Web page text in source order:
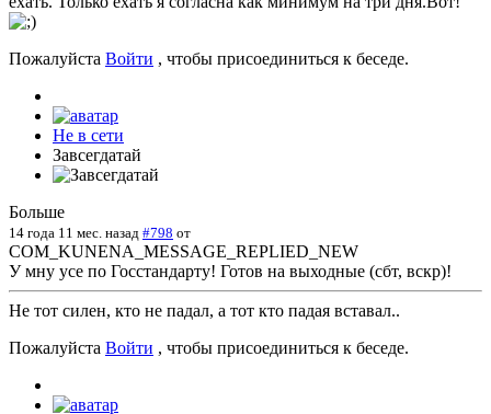
Пожалуйста Войти , чтобы присоединиться к беседе.
Не в сети
Завсегдатай
Больше
14 года 11 мес. назад #798 от
COM_KUNENA_MESSAGE_REPLIED_NEW
У мну усе по Госстандарту! Готов на выходные (сбт, вскр)!
Не тот силен, кто не падал, а тот кто падая вставал..
Пожалуйста Войти , чтобы присоединиться к беседе.